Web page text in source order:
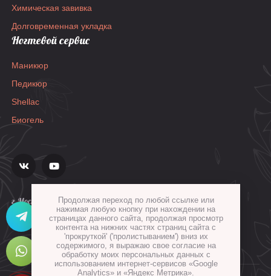
Химическая завивка
Долговременная укладка
Ногтевой сервис
Маникюр
Педикюр
Shellac
Биогель
г.Москва, ул.Гиляровского, д.36, стр.1а
Продолжая переход по любой ссылке или
нажимая любую кнопку при нахождении на
страницах данного сайта, продолжая просмотр
контента на нижних частях страниц сайта с
'прокруткой' ('пролистыванием') вниз их
содержимого, я выражаю свое согласие на
обработку моих персональных данных с
использованием интернет-сервисов «Google
Analytics» и «Яндекс Метрика».